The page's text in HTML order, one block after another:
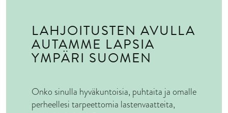
LAHJOITUSTEN AVULLA
AUTAMME LAPSIA
YMPÄRI SUOMEN
Onko sinulla hyväkuntoisia, puhtaita ja omalle
perheellesi tarpeettomia lastenvaatteita,